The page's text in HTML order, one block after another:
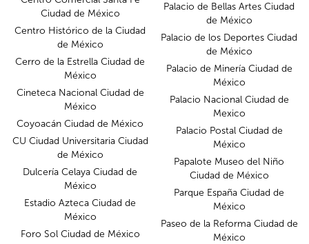
Ciudad de México
Centro Histórico de la Ciudad
de México
Cerro de la Estrella Ciudad de
México
Cineteca Nacional Ciudad de
México
Coyoacán Ciudad de México
CU Ciudad Universitaria Ciudad
de México
Dulcería Celaya Ciudad de
México
Estadio Azteca Ciudad de
México
Foro Sol Ciudad de México
Palacio de Bellas Artes Ciudad
de México
Palacio de los Deportes Ciudad
de México
Palacio de Minería Ciudad de
México
Palacio Nacional Ciudad de
Mexico
Palacio Postal Ciudad de
México
Papalote Museo del Niño
Ciudad de México
Parque España Ciudad de
México
Paseo de la Reforma Ciudad de
México